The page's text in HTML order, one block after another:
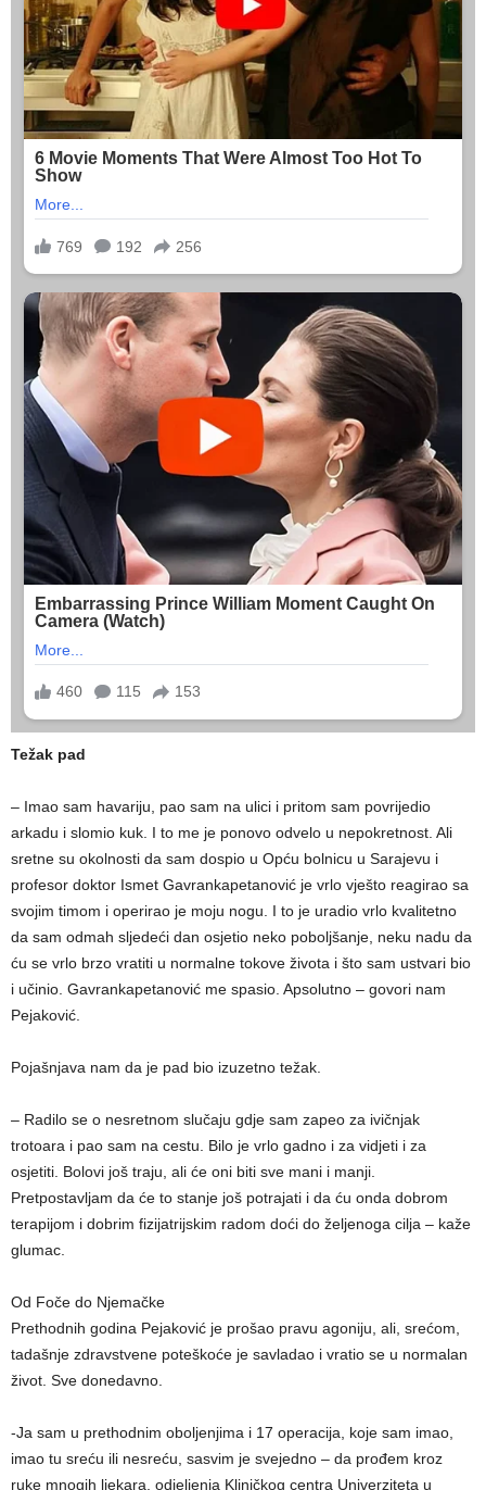
Težak pad
– Imao sam havariju, pao sam na ulici i pritom sam povrijedio
arkadu i slomio kuk. I to me je ponovo odvelo u nepokretnost. Ali
sretne su okolnosti da sam dospio u Opću bolnicu u Sarajevu i
profesor doktor Ismet Gavrankapetanović je vrlo vješto reagirao sa
svojim timom i operirao je moju nogu. I to je uradio vrlo kvalitetno
da sam odmah sljedeći dan osjetio neko poboljšanje, neku nadu da
ću se vrlo brzo vratiti u normalne tokove života i što sam ustvari bio
i učinio. Gavrankapetanović me spasio. Apsolutno – govori nam
Pejaković.
Pojašnjava nam da je pad bio izuzetno težak.
– Radilo se o nesretnom slučaju gdje sam zapeo za ivičnjak
trotoara i pao sam na cestu. Bilo je vrlo gadno i za vidjeti i za
osjetiti. Bolovi još traju, ali će oni biti sve mani i manji.
Pretpostavljam da će to stanje još potrajati i da ću onda dobrom
terapijom i dobrim fizijatrijskim radom doći do željenoga cilja – kaže
glumac.
Od Foče do Njemačke
Prethodnih godina Pejaković je prošao pravu agoniju, ali, srećom,
tadašnje zdravstvene poteškoće je savladao i vratio se u normalan
život. Sve donedavno.
-Ja sam u prethodnim oboljenjima i 17 operacija, koje sam imao,
imao tu sreću ili nesreću, sasvim je svejedno – da prođem kroz
ruke mnogih ljekara, odjeljenja Kliničkog centra Univerziteta u